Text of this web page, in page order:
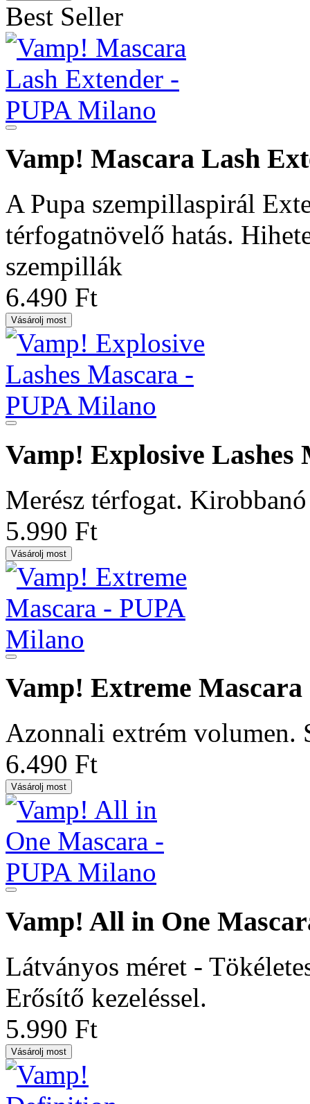
Best Seller
Vamp! Mascara Lash
A Pupa szempillaspirál
térfogatnövelő hatás.
szempillák
6.490 Ft
Vásárolj most
Vamp! Explosive Lashes
Merész térfogat.
5.990 Ft
Vásárolj most
Vamp! Extreme Mascara
Azonnali extrém volumen.
6.490 Ft
Vásárolj most
Vamp! All in One
Látványos méret -
Erősítő kezeléssel.
5.990 Ft
Vásárolj most